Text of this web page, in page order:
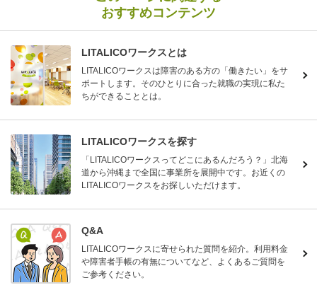
おすすめコンテンツ
LITALICOワークスとは
LITALICOワークスは障害のある方の「働きたい」をサ
ポートします。そのひとりに合った就職の実現に私た
ちができることとは。
LITALICOワークスを探す
「LITALICOワークスってどこにあるんだろう？」北海
道から沖縄まで全国に事業所を展開中です。お近くの
LITALICOワークスをお探しいただけます。
Q&A
LITALICOワークスに寄せられた質問を紹介。利用料金
や障害者手帳の有無についてなど、よくあるご質問を
ご参考ください。